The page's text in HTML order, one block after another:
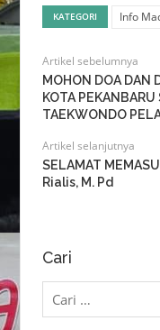
KATEGORI Info
Artikel sebelumnya
MOHON DOA DAN
KOTA PEKANBARU
TAEKWONDO
Artikel selanjutnya
SELAMAT
Rialis, M. Pd
Cari
Cari
untuk: